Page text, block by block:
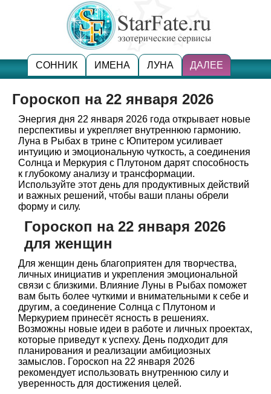
СОННИК ИМЕНА ЛУНА ДАЛЕЕ
Гороскоп на 22 января 2026
Энергия дня 22 января 2026 года открывает новые
перспективы и укрепляет внутреннюю гармонию.
Луна в Рыбах в трине с Юпитером усиливает
интуицию и эмоциональную чуткость, а соединения
Солнца и Меркурия с Плутоном дарят способность
к глубокому анализу и трансформации.
Используйте этот день для продуктивных действий
и важных решений, чтобы ваши планы обрели
форму и силу.
Гороскоп на 22 января 2026
для женщин
Для женщин день благоприятен для творчества,
личных инициатив и укрепления эмоциональной
связи с близкими. Влияние Луны в Рыбах поможет
вам быть более чуткими и внимательными к себе и
другим, а соединение Солнца с Плутоном и
Меркурием принесёт ясность в решениях.
Возможны новые идеи в работе и личных проектах,
которые приведут к успеху. День подходит для
планирования и реализации амбициозных
замыслов. Гороскоп на 22 января 2026
рекомендует использовать внутреннюю силу и
уверенность для достижения целей.